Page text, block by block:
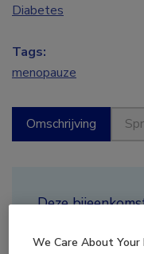
Omschrijving
Deze
Diabetes
Tags:
menopauze
We Care About Your